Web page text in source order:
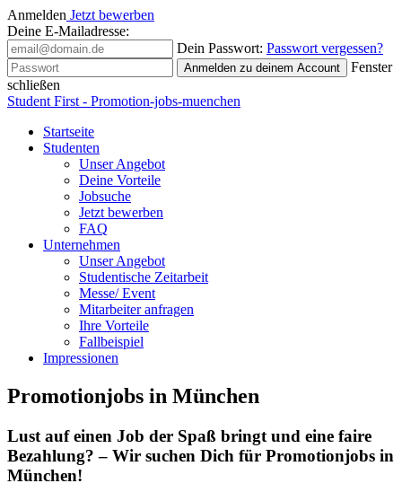
Anmelden Jetzt bewerben
Deine E-Mailadresse:
Dein Passwort: Passwort vergessen?
Anmelden zu deinem Account
Fenster
schließen
Student First - Promotion-jobs-muenchen
Startseite
Studenten
Unser Angebot
Deine Vorteile
Jobsuche
Jetzt bewerben
FAQ
Unternehmen
Unser Angebot
Studentische Zeitarbeit
Messe/ Event
Mitarbeiter anfragen
Ihre Vorteile
Fallbeispiel
Impressionen
Promotionjobs in München
Lust auf einen Job der Spaß bringt und eine faire
Bezahlung? – Wir suchen Dich für Promotionjobs in
München!